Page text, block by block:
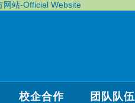
站-Official Website
校企合作 团队队伍